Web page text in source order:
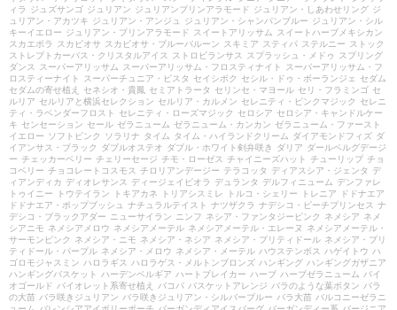
ィラ
ジュズサンゴ ジュリアン ジュリアンプリンアラモード ジュリアン・しあわせリング ジ
ュリアン・アカツキ ジュリアン・アンジュ ジュリアン・シャンパンブルー ジュリアン・シル
キーイエロー ジュリアン・プリンアラモード スイートアリッサム
スイートハーブメキシカン
スカエボラ
スカビオサ スカビオサ・ブルーバルーン スキミア スティパ ステルニー
ストック
ストレプトカーパス・クリスタルアイス
ストロビランサス スプラッシュ・メドゥ
スプリング
ダンス
スーパーアリッサム スーパーアリッサム・フロスティナイト
スーパーアリッサム・フ
ロスティーナイト
スーパーチュニア・ビスタ セイシボク セシル・ドゥ・ボーランジェ
セダム
セダムの寄せ植え
セネシオ・貴鳳 セミアトラータ セリンセ・マヨール セリ・フラミンゴ セ
ルリア セルリアと横浜セレクション セルリア・カルメン セレニティ・ピンクマジック
セレニ
ティ・ラベンダーフロスト
セレニティ・ローズマジック セロシア セロシア・キャンドルケー
キ センセーション セール ゼラニューム ゼラニューム・カンカン ゼラニューム・ファースト
イエロー ソフトピンク ソラリナ タイム タイム・ハイランドクリーム ダイアモンドフィズ ダ
イアンサス・ブラック
ダブルオステオ ダブル・ホワイト剣弁咲き ダリア ダールベルグデージ
ー チェッカーベリー チェリーセージ チモ・ローゼス チャイニーズハット チューリップ チョ
コベリー チョコレートコスモス チロリアンデージー テラコッタ ディアスシア・ジェンタ
デ
ィアンディカ ディオレサンス ディージェイビオラ デュランタ デルフィニューム デンファレ
トゥイニー
トウテイラン トキアカネ トリアシスミレ トルコ・シェリー トレニア
ドドナエア
ドドナエア・ポップブッシュ
ナチュラルテイスト ナツザクラ ナデシコ・ピーチプリンセス ナ
デシコ・ブラックアダー
ニューサイラン ニンフ ネシア・ファンタジーピンク ネメシア ネメ
シアニモ ネメシアメロウ ネメシアメーテル ネメシアメーテル・エレーヌ
ネメシアメーテル・
サーモンピンク
ネメシア・ニモ ネメシア・ネシア ネメシア・プリティドール ネメシア・プリ
ティドール・パープル ネメシア・メロウ ネメシア・メーテル ハウステンボス ハゲイトウ ハ
ゴロモジャスミン ハロラギス ハロラゲス・メルトンブロンズ ハンギング ハンギングガザニア
ハンギングバスケット
ハーデンベルギア ハートブレイカー ハーブ ハーブゼラニューム バイ
オゴールド バイオレット系寄せ植え バコパ バスケットアレンジ バラのような葉ボタン バラ
の大苗 バラ咲きジュリアン バラ咲きジュリアン・シルバーブルー バラ大苗 バルコニーゼラニ